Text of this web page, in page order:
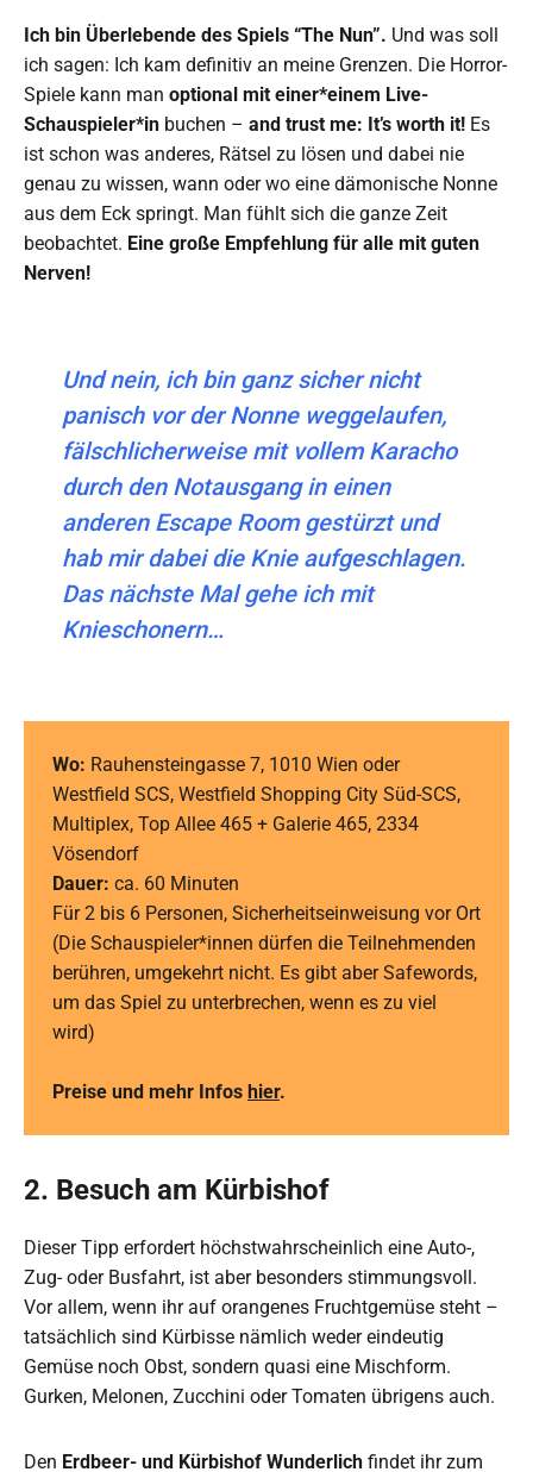
Ich bin Überlebende des Spiels “The Nun”. Und was soll
ich sagen: Ich kam definitiv an meine Grenzen. Die Horror-
Spiele kann man optional mit einer*einem Live-
Schauspieler*in buchen – and trust me: It’s worth it! Es
ist schon was anderes, Rätsel zu lösen und dabei nie
genau zu wissen, wann oder wo eine dämonische Nonne
aus dem Eck springt. Man fühlt sich die ganze Zeit
beobachtet. Eine große Empfehlung für alle mit guten
Nerven!
Und nein, ich bin ganz sicher nicht
panisch vor der Nonne weggelaufen,
fälschlicherweise mit vollem Karacho
durch den Notausgang in einen
anderen Escape Room gestürzt und
hab mir dabei die Knie aufgeschlagen.
Das nächste Mal gehe ich mit
Knieschonern…
Wo: Rauhensteingasse 7, 1010 Wien oder
Westfield SCS, Westfield Shopping City Süd-SCS,
Multiplex, Top Allee 465 + Galerie 465, 2334
Vösendorf
Dauer: ca. 60 Minuten
Für 2 bis 6 Personen, Sicherheitseinweisung vor Ort
(Die Schauspieler*innen dürfen die Teilnehmenden
berühren, umgekehrt nicht. Es gibt aber Safewords,
um das Spiel zu unterbrechen, wenn es zu viel
wird)
Preise und mehr Infos hier.
2. Besuch am Kürbishof
Dieser Tipp erfordert höchstwahrscheinlich eine Auto-,
Zug- oder Busfahrt, ist aber besonders stimmungsvoll.
Vor allem, wenn ihr auf orangenes Fruchtgemüse steht –
tatsächlich sind Kürbisse nämlich weder eindeutig
Gemüse noch Obst, sondern quasi eine Mischform.
Gurken, Melonen, Zucchini oder Tomaten übrigens auch.
Den Erdbeer- und Kürbishof Wunderlich findet ihr zum